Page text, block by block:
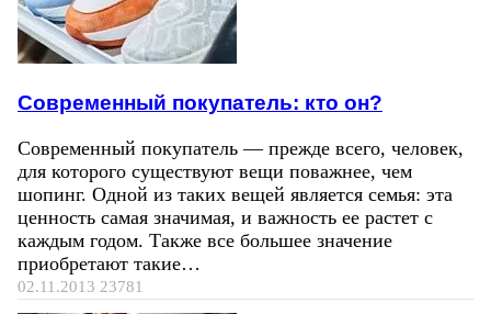
Современный покупатель: кто он?
Современный покупатель — прежде всего, человек,
для которого существуют вещи поважнее, чем
шопинг. Одной из таких вещей является семья: эта
ценность самая значимая, и важность ее растет с
каждым годом. Также все большее значение
приобретают такие…
02.11.2013 23781